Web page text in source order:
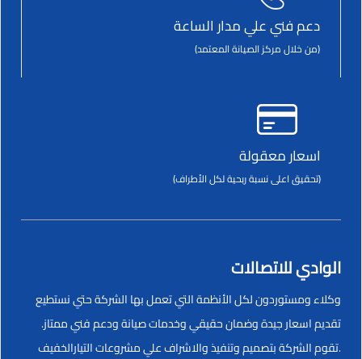
دعم فني علي مدار الساعة
(من خلال مركز الصيانة المعتمد)
اسعار معقولة
(تحقيق اعلى نسبة ربحية لكل الأطراف)
الوادي للاتصالات
وكلاء ومستوردون لكل الأنظمة التي تعمل بها الشركة حتي نستطيع
تقديم اسعار جيدة وضمان حقيقي وخدمات صيانة ودعم فني ممتاز.
.تقوم الشركة بتصميم وتنفيذ والاشراف علي مشروعات التيارالخفيف